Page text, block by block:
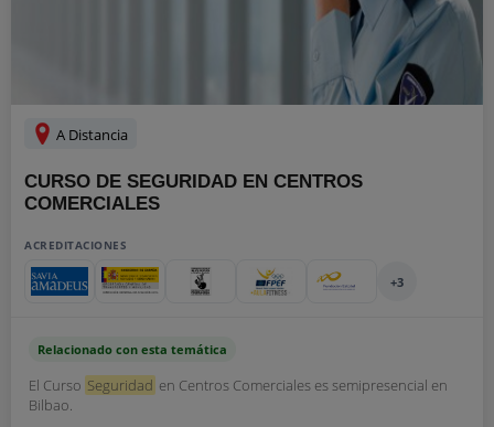
A Distancia
CURSO DE SEGURIDAD EN CENTROS
COMERCIALES
ACREDITACIONES
+3
Relacionado con esta temática
El Curso Seguridad en Centros Comerciales es semipresencial en
Bilbao.